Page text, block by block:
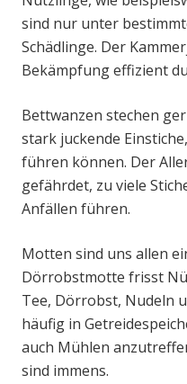
sind nur unter
Schädlinge. Der
Bekämpfung effizient
Bettwanzen stechen
stark juckende
führen können. Der
gefährdet, zu viele
Anfällen führen.
Motten sind uns allen
Dörrobstmotte frisst
Tee, Dörrobst, Nudeln
häufig in
auch Mühlen
sind immens.